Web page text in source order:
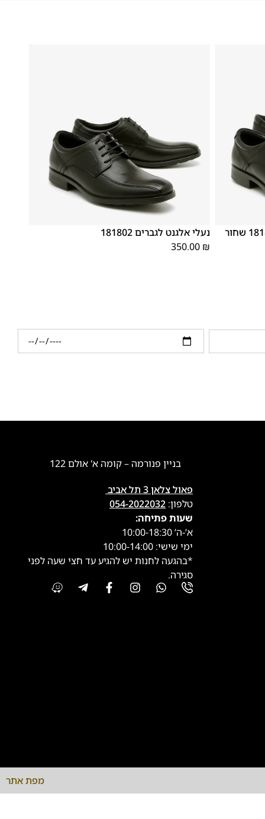
נעלי אלגנט לגברים 181802
350.00 ₪
בניין פנורמה – קומה א' אולם 122
פאול צלאן 3 תל אביב
טלפון: 054-2022032
שעות פתיחה:
א’-ה’ 10:00-18:30
ימי שישי: 10:00-14:00
*בהגעה לחנות יש להגיע עד חצי שעה לפני
סגירה.
מפת אתר